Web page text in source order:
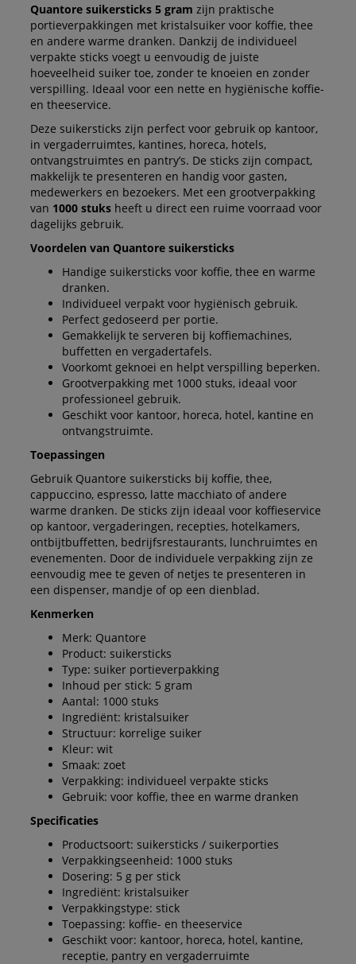
Quantore suikersticks 5 gram zijn praktische
portieverpakkingen met kristalsuiker voor koffie, thee
en andere warme dranken. Dankzij de individueel
verpakte sticks voegt u eenvoudig de juiste
hoeveelheid suiker toe, zonder te knoeien en zonder
verspilling. Ideaal voor een nette en hygiënische koffie-
en theeservice.
Deze suikersticks zijn perfect voor gebruik op kantoor,
in vergaderruimtes, kantines, horeca, hotels,
ontvangstruimtes en pantry’s. De sticks zijn compact,
makkelijk te presenteren en handig voor gasten,
medewerkers en bezoekers. Met een grootverpakking
van 1000 stuksheeft u direct een ruime voorraad voor
dagelijks gebruik.
Voordelen van Quantore suikersticks
Handige suikersticks voor koffie, thee en warme
dranken.
Individueel verpakt voor hygiënisch gebruik.
Perfect gedoseerd per portie.
Gemakkelijk te serveren bij koffiemachines,
buffetten en vergadertafels.
Voorkomt geknoei en helpt verspilling beperken.
Grootverpakking met 1000 stuks, ideaal voor
professioneel gebruik.
Geschikt voor kantoor, horeca, hotel, kantine en
ontvangstruimte.
Toepassingen
Gebruik Quantore suikersticks bij koffie, thee,
cappuccino, espresso, latte macchiato of andere
warme dranken. De sticks zijn ideaal voor koffieservice
op kantoor, vergaderingen, recepties, hotelkamers,
ontbijtbuffetten, bedrijfsrestaurants, lunchruimtes en
evenementen. Door de individuele verpakking zijn ze
eenvoudig mee te geven of netjes te presenteren in
een dispenser, mandje of op een dienblad.
Kenmerken
Merk: Quantore
Product: suikersticks
Type: suiker portieverpakking
Inhoud per stick: 5 gram
Aantal: 1000 stuks
Ingrediënt: kristalsuiker
Structuur: korrelige suiker
Kleur: wit
Smaak: zoet
Verpakking: individueel verpakte sticks
Gebruik: voor koffie, thee en warme dranken
Specificaties
Productsoort: suikersticks / suikerporties
Verpakkingseenheid: 1000 stuks
Dosering: 5 g per stick
Ingrediënt: kristalsuiker
Verpakkingstype: stick
Toepassing: koffie- en theeservice
Geschikt voor: kantoor, horeca, hotel, kantine,
receptie, pantry en vergaderruimte